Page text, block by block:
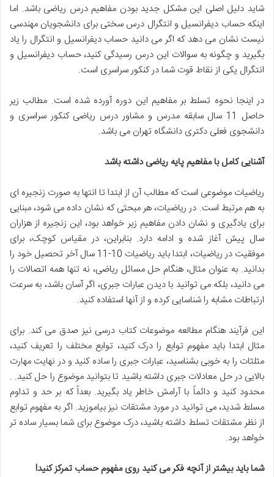
شاید دلیل اصلی این مشکل جدید بودن مفاهیم درس ریاضی باشد. اما
اینکه حساب دیفرانسیل و انتگرال درس سختی برای دانشجویان مهندسی
نیست نشان می دهد که اگر می دانید حساب دیفرانسیل و انتگرال را یاد
بگیرید و چگونه به سوالات این درس رسیدگی کنید، حساب دیفرانسیل و
انتگرال یکی از نقاط قوت شما در کنکور سراسری است.
در اینجا نحوه تسلط بر مفاهیم این دوره آورده شده است. مطالب زیر
حاصل 11 سال سابقه مدرس و مشاور درس ریاضی کنکور سراسری و
دانشجوی فعلی دکتری دانشگاه تهران می باشد.
آشنایی کامل با مفاهیم پایه ریاضی داشته باشد
ریاضیات موضوعی است که مطالب آن از ابتدا تا انتها به صورت زنجیره ای
به هم مرتبط است. در ریاضیات، هر مبحثی که نشان داده می شود، مبنایی
برای یادگیری و نشان دادن مفاهیم زیر خواهد بود، این زنجیره از هزاران
سال پیش آغاز شده و ادامه دارد. بنابراین، در مقیاس کوچک، برای
موفقیت در ریاضیات، ابتدا باید ریاضیات 10-11 سال آخر تحصیل خود را
بدانید. به عنوان مثال، هنگام حل مسائل ریاضی، نه تنها همه اتصالات را
می دانید، بلکه می توانید با دیدن عبارات جبری، اگر آسان باشد، به سرعت
ارتباطات مشابه را شناسایی کرده و از آنها استفاده کنید.
این فرآیند هنگام مطالعه موضوعات کتاب درسی نیز صدق می کند. برای
مثال ابتدا باید مفهوم توابع را درک کنید، توابع مختلف را تعریف کنید،
مثلثات را به خوبی بشناسید، عبارات جبری را ساده کنید و در نهایت مهارت
بالایی در حل معادلات جبری داشته باشید تا بتوانید موضوع را حل کنید. .
محدود کنید و دائماً با آرامش خاطر یاد بگیرید. بعداً که بر حد و تداوم
مسلط شدید، می توانید در مورد مشتقات نیز بیاموزید. اگر به مفهوم توابع
از نظر مشتقات تسلط داشته باشید، درک موضوع برای شما بسیار ساده تر
خواهد بود.
شما باید بیشتر از آنچه فکر می کنید روی مفهوم حساب تمرکز کنید!